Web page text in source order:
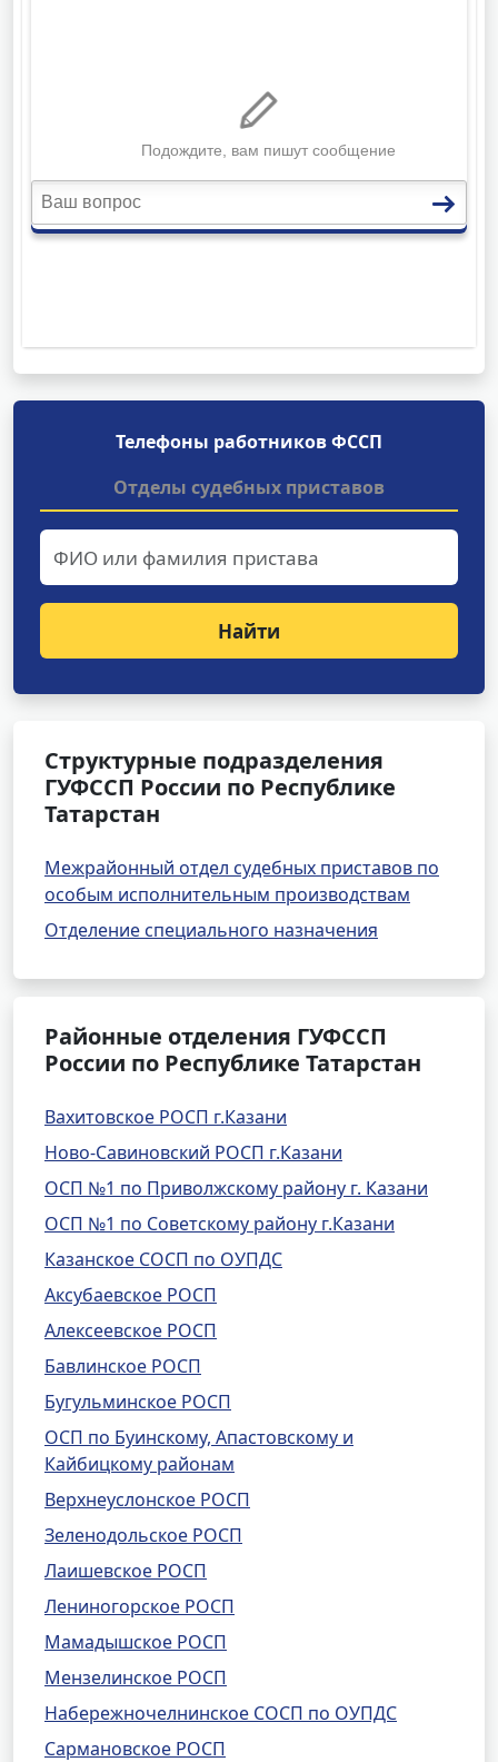
Телефоны работников ФССП
Отделы судебных приставов
Найти
Структурные подразделения
ГУФССП России по Республике
Татарстан
Межрайонный отдел судебных приставов по
особым исполнительным производствам
Отделение специального назначения
Районные отделения ГУФССП
России по Республике Татарстан
Вахитовское РОСП г.Казани
Ново-Савиновский РОСП г.Казани
ОСП №1 по Приволжскому району г. Казани
ОСП №1 по Советскому району г.Казани
Казанское СОСП по ОУПДС
Аксубаевское РОСП
Алексеевское РОСП
Бавлинское РОСП
Бугульминское РОСП
ОСП по Буинскому, Апастовскому и
Кайбицкому районам
Верхнеуслонское РОСП
Зеленодольское РОСП
Лаишевское РОСП
Лениногорское РОСП
Мамадышское РОСП
Мензелинское РОСП
Набережночелнинское СОСП по ОУПДС
Сармановское РОСП